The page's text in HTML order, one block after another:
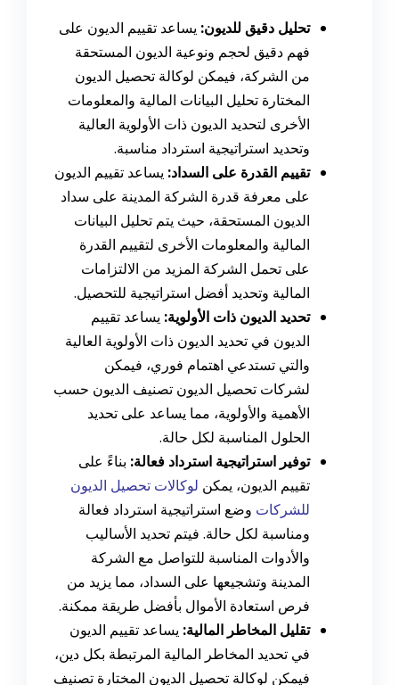
تحليل دقيق للديون: يساعد تقييم الديون على
فهم دقيق لحجم ونوعية الديون المستحقة
من الشركة، فيمكن لوكالة تحصيل الديون
المختارة تحليل البيانات المالية والمعلومات
الأخرى لتحديد الديون ذات الأولوية العالية
وتحديد استراتيجية استرداد مناسبة.
تقييم القدرة على السداد: يساعد تقييم الديون
على معرفة قدرة الشركة المدينة على سداد
الديون المستحقة، حيث يتم تحليل البيانات
المالية والمعلومات الأخرى لتقييم القدرة
على تحمل الشركة المزيد من الالتزامات
المالية وتحديد أفضل استراتيجية للتحصيل.
تحديد الديون ذات الأولوية: يساعد تقييم
الديون في تحديد الديون ذات الأولوية العالية
والتي تستدعي اهتمام فوري، فيمكن
لشركات تحصيل الديون تصنيف الديون حسب
الأهمية والأولوية، مما يساعد على تحديد
الحلول المناسبة لكل حالة.
توفير استراتيجية استرداد فعالة: بناءً على
تقييم الديون، يمكن لوكالات تحصيل الديون
للشركات وضع استراتيجية استرداد فعالة
ومناسبة لكل حالة. فيتم تحديد الأساليب
والأدوات المناسبة للتواصل مع الشركة
المدينة وتشجيعها على السداد، مما يزيد من
فرص استعادة الأموال بأفضل طريقة ممكنة.
تقليل المخاطر المالية: يساعد تقييم الديون
في تحديد المخاطر المالية المرتبطة بكل دين،
فيمكن لوكالة تحصيل الديون المختارة تصنيف